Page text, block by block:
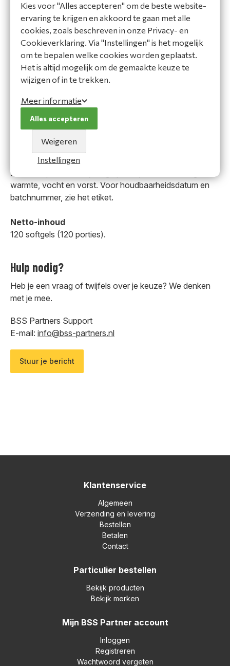
te krijgen voor optimale gezondheid. Daarnaast is
vitamine D toegevoegd.
Gebruik & dosering
Neem 1–2 capsules per dag. Innemen met voldoende
water. Maximale dosering is 2 capsules per dag.
Waarschuwingen
Vervangt geen gevarieerde voeding. Niet bedoeld voor
kinderen jonger dan 3 jaar. Buiten bereik van kinderen
Bewaaradvies
Bewaar op een koele, droge plaats, beschermd tegen
warmte, vocht en vorst. Voor houdbaarheidsdatum en
batchnummer, zie het etiket.
Netto-inhoud
120 softgels (120 porties).
Hulp nodig?
Heb je een vraag of twijfels over je keuze? We denken
met je mee.
BSS Partners Support
E-mail: info@bss-partners.nl
Stuur je bericht
Klantenservice
Algemeen
Verzending en levering
Bestellen
Betalen
Contact
Particulier bestellen
Bekijk producten
Bekijk merken
Mijn BSS Partner account
Inloggen
Registreren
Wachtwoord vergeten
Kies voor "Alles accepteren" om de beste website-
ervaring te krijgen en akkoord te gaan met alle
cookies, zoals beschreven in onze Privacy- en
Cookieverklaring. Via "Instellingen" is het mogelijk
om te bepalen welke cookies worden geplaatst.
Het is altijd mogelijk om de gemaakte keuze te
wijzigen of in te trekken.
Meer informatie
Instellingen
Weigeren
Alles accepteren